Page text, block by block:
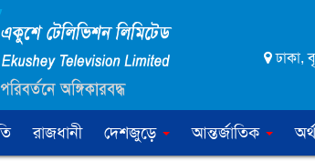
ঢাকা,
রাজধানী দেশজুড়ে আন্তর্জাতিক